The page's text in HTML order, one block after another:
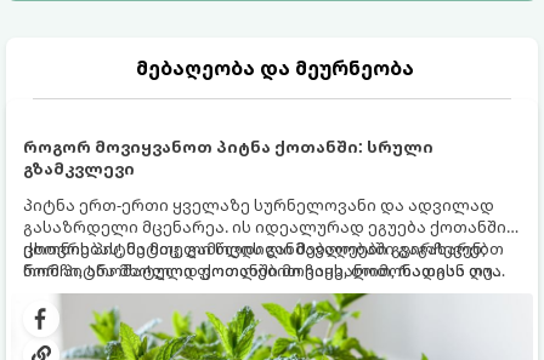
მებაღეობა და მეურნეობა
როგორ მოვიყვანოთ პიტნა ქოთანში: სრული
გზამკვლევი
პიტნა ერთ-ერთი ყველაზე სურნელოვანი და ადვილად
გასაზრდელი მცენარეა. ის იდეალურად ეგუება ქოთანში
ცხოვრებას, მეტიც, გამოცდილი მებაღეები გვირჩევენ,
რომ პიტნა მხოლოდ ქოთანში მოვიყვანოთ, რადგან ღია
გრუნტში (ბაღში) დარგვისას ის ფესვებით ძალიან
სწრაფად ვრცელდება და სხვა მცენარეებს ავიწროებს.
ქოთნის პიტნა მთელი წლის განმავლობაში გაგახარებთ
ნორჩი, არომატული ფოთლებით ჩაის, ლიმონათისა თუ
კერძებისთვის.